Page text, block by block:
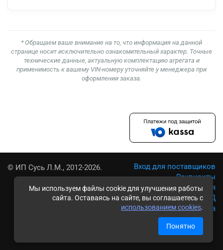
Мы используем файлы cookie для улучшения работы
сайта. Оставаясь на сайте, вы соглашаетесь с
использованием cookies.
Понятно
* Обращаем ваше внимание на то, что информация на данной
странице носит исключительно ознакомительный характер. Точные
технические данные, актуальную комплектацию агрегата и
применимость к вашему VIN-номеру уточняйте у менеджера при
оформлении заказа.
© ИП Сусь Л.М., 2012-2026.
Вход для поставщиков
Реквизиты
Условия использования
Политика обработки ПД
Карта сайта